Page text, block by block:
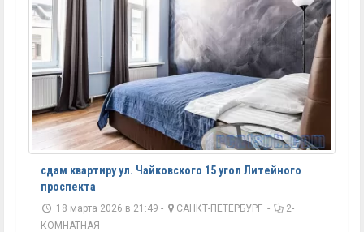
сдам квартиру ул. Чайковского 15 угол Литейного
проспекта
18 марта 2026 в 21:49 - САНКТ-ПЕТЕРБУРГ -
2-
КОМНАТНАЯ